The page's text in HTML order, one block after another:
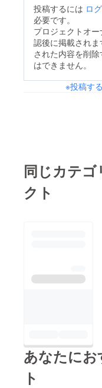
投稿するには ロ
必要です。
プロジェクトオ
認後に掲載され
された内容を削除
はできません。
※投稿す
同じカテゴ
クト
あなたに
ト